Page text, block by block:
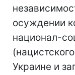
осуждении
национал-
Украине и